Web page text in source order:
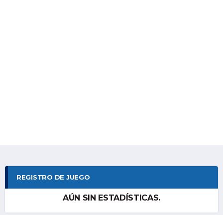
REGISTRO DE JUEGO
AÚN SIN ESTADÍSTICAS.